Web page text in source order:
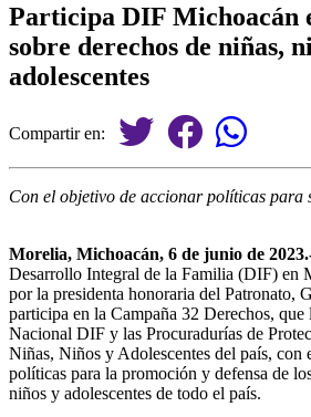
Participa DIF Michoacán
sobre derechos de niñas,
adolescentes
Compartir en:
Con el objetivo de accionar políticas para
Morelia, Michoacán, 6 de junio de
Desarrollo Integral de la Familia (DIF) en
por la presidenta honoraria del Patronato,
participa en la Campaña 32 Derechos, que
Nacional DIF y las Procuradurías de
Niñas, Niños y Adolescentes del país, con
políticas para la promoción y defensa de
niños y adolescentes de todo el país.